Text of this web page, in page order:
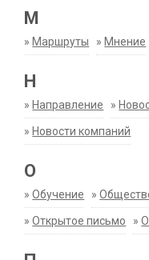
М
» Маршруты » Мнение
Н
» Направление »
» Новости компаний
О
»Обучение »
»Открытое письмо »